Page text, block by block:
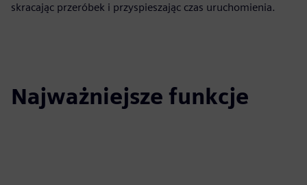
skracając przeróbek i przyspieszając czas uruchomienia.
Najważniejsze funkcje